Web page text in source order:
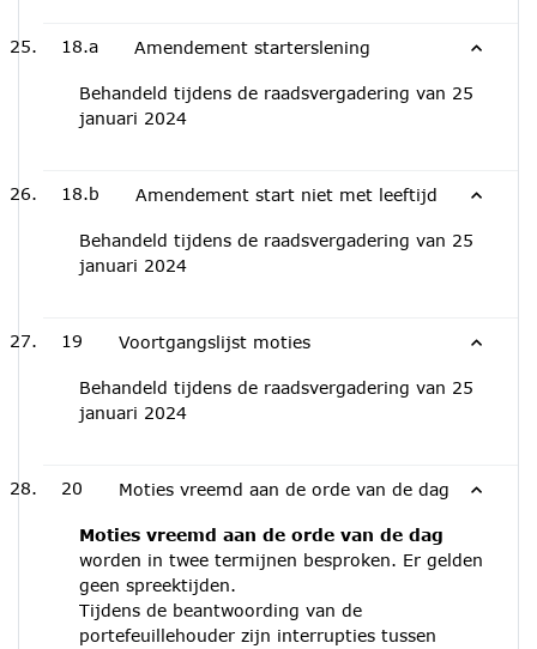
18.a Amendement starterslening
Behandeld tijdens de raadsvergadering van 25
januari 2024
18.b Amendement start niet met leeftijd
Behandeld tijdens de raadsvergadering van 25
januari 2024
19 Voortgangslijst moties
Behandeld tijdens de raadsvergadering van 25
januari 2024
20 Moties vreemd aan de orde van de dag
Moties vreemd aan de orde van de dag
worden in twee termijnen besproken. Er gelden
geen spreektijden.
Tijdens de beantwoording van de
portefeuillehouder zijn interrupties tussen